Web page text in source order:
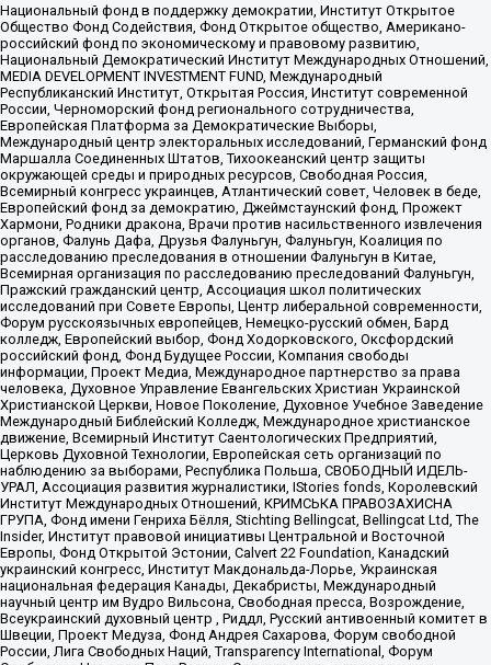
Национальный фонд в поддержку демократии, Институт Открытое
Общество Фонд Содействия, Фонд Открытое общество, Американо-
российский фонд по экономическому и правовому развитию,
Национальный Демократический Институт Международных Отношений,
MEDIA DEVELOPMENT INVESTMENT FUND, Международный
Республиканский Институт, Открытая Россия, Институт современной
России, Черноморский фонд регионального сотрудничества,
Европейская Платформа за Демократические Выборы,
Международный центр электоральных исследований, Германский фонд
Маршалла Соединенных Штатов, Тихоокеанский центр защиты
окружающей среды и природных ресурсов, Свободная Россия,
Всемирный конгресс украинцев, Атлантический совет, Человек в беде,
Европейский фонд за демократию, Джеймстаунский фонд, Прожект
Хармони, Родники дракона, Врачи против насильственного извлечения
органов, Фалунь Дафа, Друзья Фалуньгун, Фалуньгун, Коалиция по
расследованию преследования в отношении Фалуньгун в Китае,
Всемирная организация по расследованию преследований Фалуньгун,
Пражский гражданский центр, Ассоциация школ политических
исследований при Совете Европы, Центр либеральной современности,
Форум русскоязычных европейцев, Немецко-русский обмен, Бард
колледж, Европейский выбор, Фонд Ходорковского, Оксфордский
российский фонд, Фонд Будущее России, Компания свободы
информации, Проект Медиа, Международное партнерство за права
человека, Духовное Управление Евангельских Христиан Украинской
Христианской Церкви, Новое Поколение, Духовное Учебное Заведение
Международный Библейский Колледж, Международное христианское
движение, Всемирный Институт Саентологических Предприятий,
Церковь Духовной Технологии, Европейская сеть организаций по
наблюдению за выборами, Республика Польша, СВОБОДНЫЙ ИДЕЛЬ-
УРАЛ, Ассоциация развития журналистики, IStories fonds, Королевский
Институт Международных Отношений, КРИМСЬКА ПРАВОЗАХИСНА
ГРУПА, Фонд имени Генриха Бёлля, Stichting Bellingcat, Bellingcat Ltd, The
Insider, Институт правовой инициативы Центральной и Восточной
Европы, Фонд Открытой Эстонии, Calvert 22 Foundation, Канадский
украинский конгресс, Институт Макдональда-Лорье, Украинская
национальная федерация Канады, Декабристы, Международный
научный центр им Вудро Вильсона, Свободная пресса, Возрождение,
Всеукраинский духовный центр , Риддл, Русский антивоенный комитет в
Швеции, Проект Медуза, Фонд Андрея Сахарова, Форум свободной
России, Лига Свободных Наций, Transparеncy International, Форум